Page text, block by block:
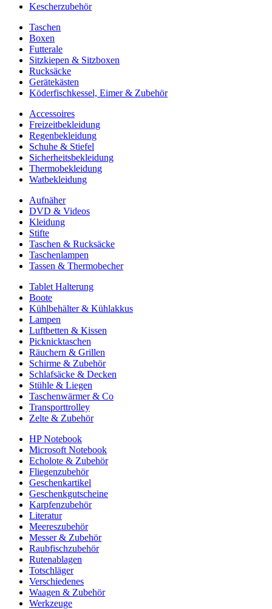
Kescherzubehör
Taschen
Boxen
Futterale
Sitzkiepen & Sitzboxen
Rucksäcke
Gerätekästen
Köderfischkessel, Eimer & Zubehör
Accessoires
Freizeitbekleidung
Regenbekleidung
Schuhe & Stiefel
Sicherheitsbekleidung
Thermobekleidung
Watbekleidung
Aufnäher
DVD & Videos
Kleidung
Stifte
Taschen & Rucksäcke
Taschenlampen
Tassen & Thermobecher
Tablet Halterung
Boote
Kühlbehälter & Kühlakkus
Lampen
Luftbetten & Kissen
Picknicktaschen
Räuchern & Grillen
Schirme & Zubehör
Schlafsäcke & Decken
Stühle & Liegen
Taschenwärmer & Co
Transporttrolley
Zelte & Zubehör
HP Notebook
Microsoft Notebook
Echolote & Zubehör
Fliegenzubehör
Geschenkartikel
Geschenkgutscheine
Karpfenzubehör
Literatur
Meereszubehör
Messer & Zubehör
Raubfischzubehör
Rutenablagen
Totschläger
Verschiedenes
Waagen & Zubehör
Werkzeuge